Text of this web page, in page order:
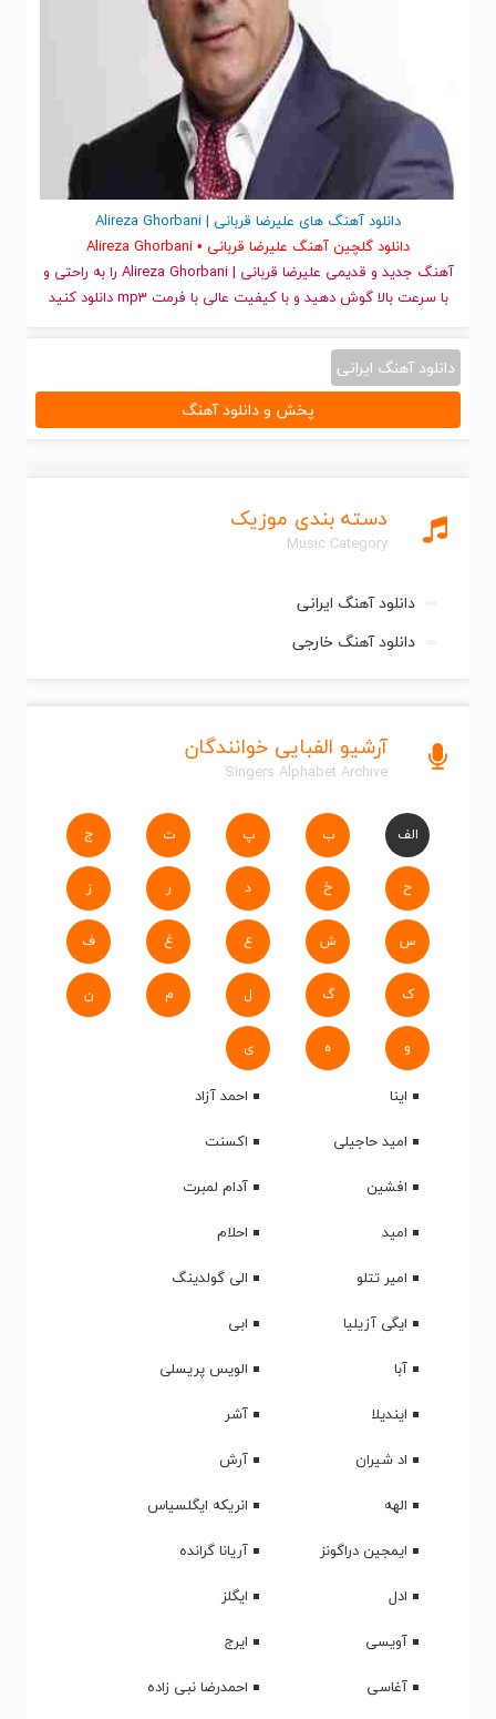
دسته بندی موزیک
Music Category
دانلود آهنگ ایرانی
دانلود آهنگ خارجی
آرشیو الفبایی خوانندگان
Singers Alphabet Archive
الف ب پ ت ج
ح خ د ر ز
س ش ع غ ف
ک گ ل م ن
و ه ی
اینا
احمد آزاد
امید حاجیلی
اکسنت
افشین
آدام لمبرت
امید
احلام
امیر تتلو
الی گولدینگ
ایگی آزیلیا
ابی
آبا
الویس پریسلی
ایندیلا
آشر
اد شیران
آرش
الهه
انریکه ایگلسیاس
ایمجین دراگونز
آریانا گرانده
ادل
ایگلز
آویسی
ایرج
آغاسی
احمدرضا نبی زاده
دانلود آهنگ های علیرضا قربانی | Alireza Ghorbani
دانلود گلچین آهنگ علیرضا قربانی • Alireza Ghorbani
آهنگ جدید
و قدیمی علیرضا قربانی | Alireza Ghorbani را به راحتی و
با سرعت بالا گوش دهید و با کیفیت عالی با فرمت mp3 دانلود کنید
دانلود آهنگ ایرانی
پخش و دانلود آهنگ